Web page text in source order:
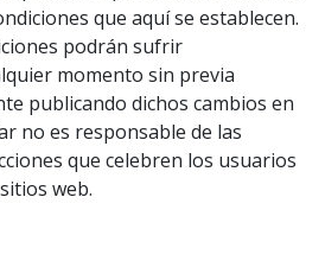
que aquí se establecen.
podrán sufrir
momento sin previa
publicando dichos cambios en
no es responsable de las
que celebren los usuarios
web.